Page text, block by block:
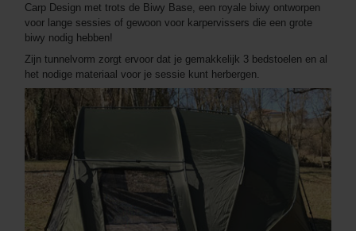
Carp Design met trots de Biwy Base, een royale biwy ontworpen
voor lange sessies of gewoon voor karpervissers die een grote
biwy nodig hebben!
Zijn tunnelvorm zorgt ervoor dat je gemakkelijk 3 bedstoelen en al
het nodige materiaal voor je sessie kunt herbergen.